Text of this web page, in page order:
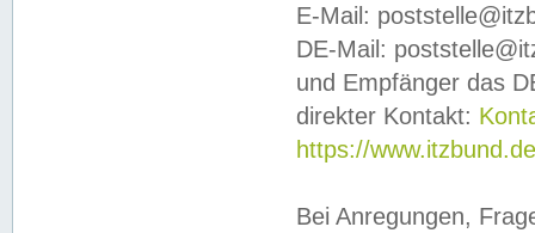
E-Mail:
DE-Mail:
und Empfänger das
direkter Kontakt:
https://
Bei Anregungen,